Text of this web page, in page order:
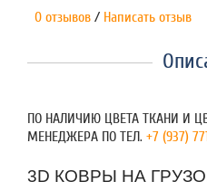
0 отзывов / Написать отзыв
ПО НАЛИЧИЮ ЦВЕТА ТКАНИ И
МЕНЕДЖЕРА ПО ТЕЛ. +7 (937)
3D КОВРЫ НА